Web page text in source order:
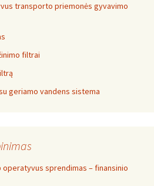
transporto priemonės gyvavimo
filtrai
geriamo vandens sistema
sprendimas – finansinio